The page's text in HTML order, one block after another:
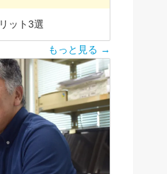
ット3選
もっと見る →